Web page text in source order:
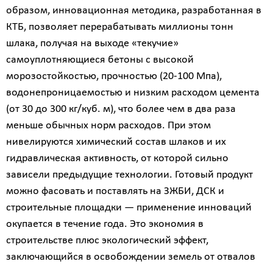
образом, инновационная методика, разработанная в
КТБ, позволяет перерабатывать миллионы тонн
шлака, получая на выходе «текучие»
самоуплотняющиеся бетоны с высокой
морозостойкостью, прочностью (20-100 Мпа),
водонепроницаемостью и низким расходом цемента
(от 30 до 300 кг/куб. м), что более чем в два раза
меньше обычных норм расходов. При этом
нивелируются химический состав шлаков и их
гидравлическая активность, от которой сильно
зависели предыдущие технологии. Готовый продукт
можно фасовать и поставлять на ЗЖБИ, ДСК и
строительные площадки — применение инноваций
окупается в течение года. Это экономия в
строительстве плюс экологический эффект,
заключающийся в освобождении земель от отвалов